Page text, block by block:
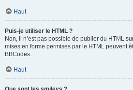
Haut
Puis-je utiliser le HTML ?
Non, il n’est pas possible de publier du HTML
mises en forme permises par le HTML peuvent
BBCodes.
Haut